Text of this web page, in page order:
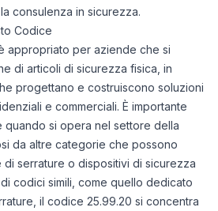
consulenza in sicurezza.
Codice
appropriato per aziende che si
di articoli di sicurezza fisica, in
progettano e costruiscono soluzioni
e commerciali. È importante
si opera nel settore della
da altre categorie che possono
serrature o dispositivi di sicurezza
codici simili, come quello dedicato
il codice 25.99.20 si concentra